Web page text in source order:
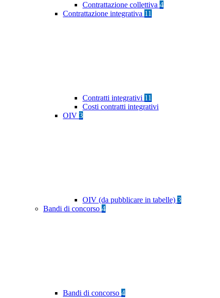
Contrattazione collettiva 4
Contrattazione integrativa 11
Contratti integrativi 11
Costi contratti integrativi
OIV 3
OIV (da pubblicare in tabelle) 3
Bandi di concorso 4
Bandi di concorso 4